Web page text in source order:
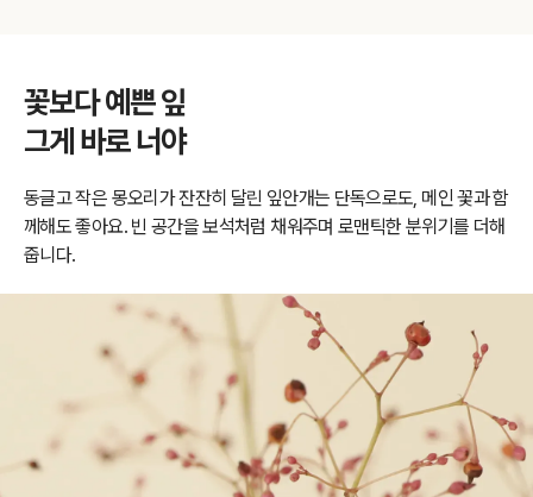
꽃보다 예쁜 잎
그게 바로 너야
동글고 작은 몽오리가 잔잔히 달린 잎안개는 단독으로도, 메인 꽃과 함
께해도 좋아요. 빈 공간을 보석처럼 채워주며 로맨틱한 분위기를 더해
줍니다.